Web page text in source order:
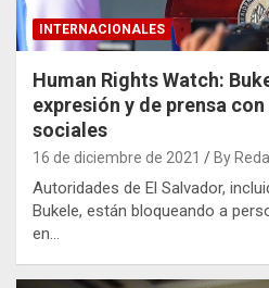
INTERNACIONALES
Human Rights Watch:
expresión y de prensa
sociales
16 de diciembre de 2021 By
Autoridades de El Salvador,
Bukele, están bloqueando a
en…